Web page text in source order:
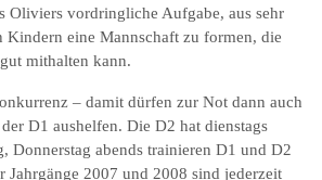
Oliviers vordringliche Aufgabe, aus sehr
Kindern eine Mannschaft zu formen, die
mithalten kann.
– damit dürfen zur Not dann auch
D1 aushelfen. Die D2 hat dienstags
Donnerstag abends trainieren D1 und D2
Jahrgänge 2007 und 2008 sind jederzeit